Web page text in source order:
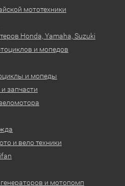
мототехники
Honda, Yamaha, Suzuki
и мопедов
и мопеды
запчасти
и вело техники
и мотопомп